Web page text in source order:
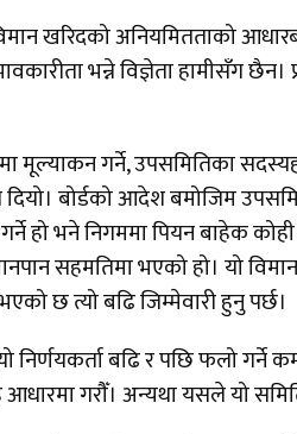
खरिदको अनियमितताको
भन्ने विज्ञेता हामीसँग छैन।
गर्ने, उपसमितिका
बोर्डको आदेश बमोजिम
हो भने निगममा पियन बाहेक
सहमतिमा भएको हो। यो
छ त्यो बढि जिम्मेवारी हुनु पर्छ।
निर्णयकर्ता बढि र पछि फलो
गरौँ। अन्यथा यसले यो